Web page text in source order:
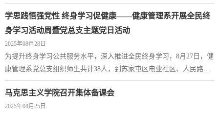
宜。辽宁医药职业学院继续教育学院院长武竞业、直属党支部书记靖
宇、银发经济发展研究院院长袁静、教师刘徽，辽宁开放大学社区教
育学院院长周志忠、副院长张洋、主任孙超参加了洽谈。会议首先由
辽宁开放大学社区教育学院周志忠院长介绍辽宁老年大学的建设愿
景、建设历程、建设成效和建设规划等。辽...
学思践悟强党性 终身学习促健康——健康管理系开展全民终
身学习活动周暨党总支主题党日活动
2025年08月28日
为提升终身学习公共服务水平，深入推进全民终身学习，8月27日，健
康管理系党总支组织师生共计38人，到苏家屯区电业社区、人民路社
区开展全民终身学习活动周暨党总支主题党日活动，受到社区老人的
热烈欢迎。上午在电业社区，党员教师以“餐桌上的‘安全密码’：读懂
食品标签里的健康信息”“科学运动，合理营养——老年人运动营养咨
马克思主义学院召开集体备课会
2025年08月25日